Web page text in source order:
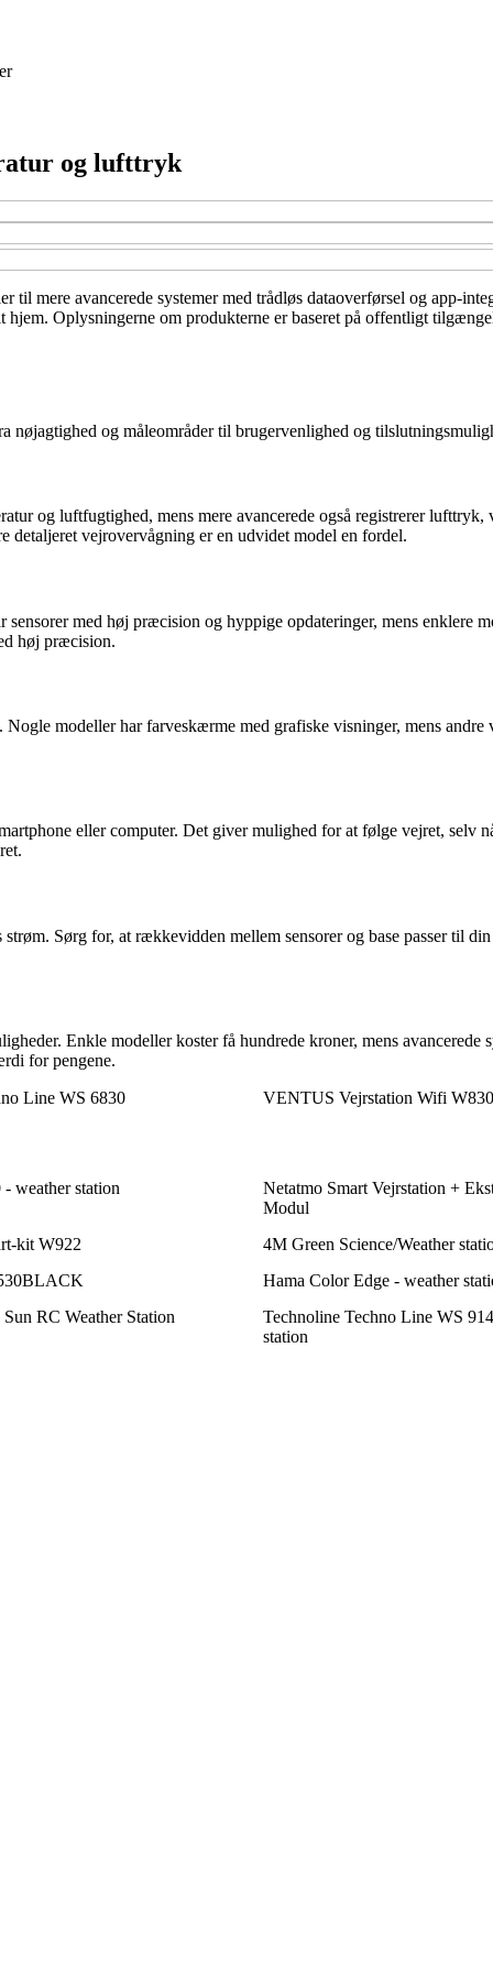
og lufttryk
mere avancerede systemer med trådløs dataoverførsel og app-
hjem. Oplysningerne om produkterne er baseret på offentligt
og måleområder til brugervenlighed og
og luftfugtighed, mens mere avancerede også registrerer
vejrovervågning er en udvidet model en fordel.
med høj præcision og hyppige opdateringer, mens enklere
høj præcision.
modeller har farveskærme med grafiske visninger, mens
eller computer. Det giver mulighed for at følge vejret, selv
Sørg for, at rækkevidden mellem sensorer og base passer til
Enkle modeller koster få hundrede kroner, mens
for pengene.
Line WS 6830
VENTUS Vejrstation Wifi
weather station
Netatmo Smart Vejrstation +
Modul
kit W922
4M Green Science/Weather
Hama Color Edge - weather
RC Weather Station
Technoline Techno Line WS
station